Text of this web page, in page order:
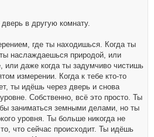
в другую комнату.
где ты находишься. Когда ты
наслаждаешься природой, или
или даже когда ты задумчиво чистишь
измерении. Когда к тебе кто-то
ты идёшь через дверь и снова
Собственно, всё это просто. Ты
заниматься земными делами, но ты
уровня. Ты больше никогда не
что сейчас происходит. Ты идёшь